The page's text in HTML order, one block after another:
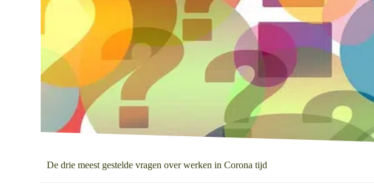
De drie meest gestelde vragen over werken in Corona tijd